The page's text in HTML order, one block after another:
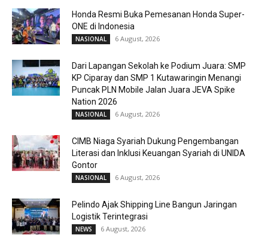
Honda Resmi Buka Pemesanan Honda Super-
ONE di Indonesia
NASIONAL 6 August, 2026
Dari Lapangan Sekolah ke Podium Juara: SMP
KP Ciparay dan SMP 1 Kutawaringin Menangi
Puncak PLN Mobile Jalan Juara JEVA Spike
Nation 2026
NASIONAL 6 August, 2026
CIMB Niaga Syariah Dukung Pengembangan
Literasi dan Inklusi Keuangan Syariah di UNIDA
Gontor
NASIONAL 6 August, 2026
Pelindo Ajak Shipping Line Bangun Jaringan
Logistik Terintegrasi
NEWS 6 August, 2026